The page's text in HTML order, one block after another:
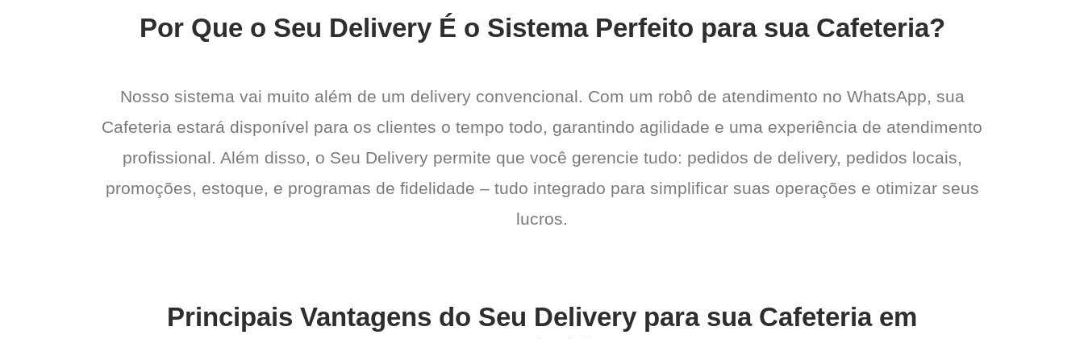
Por Que o Seu Delivery É o Sistema Perfeito para sua Cafeteria?
Nosso sistema vai muito além de um delivery convencional. Com um robô de atendimento no WhatsApp, sua
Cafeteria estará disponível para os clientes o tempo todo, garantindo agilidade e uma experiência de atendimento
profissional. Além disso, o Seu Delivery permite que você gerencie tudo: pedidos de delivery, pedidos locais,
promoções, estoque, e programas de fidelidade – tudo integrado para simplificar suas operações e otimizar seus
lucros.
Principais Vantagens do Seu Delivery para sua Cafeteria em